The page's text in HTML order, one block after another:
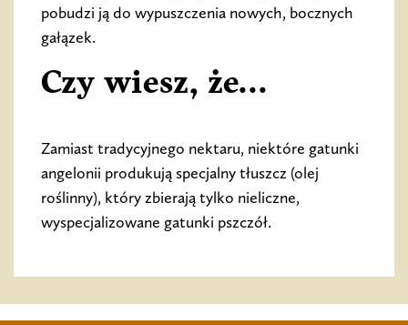
pobudzi ją do wypuszczenia nowych, bocznych
gałązek.
Czy wiesz, że...
Zamiast tradycyjnego nektaru, niektóre gatunki
angelonii produkują specjalny tłuszcz (olej
roślinny), który zbierają tylko nieliczne,
wyspecjalizowane gatunki pszczół.